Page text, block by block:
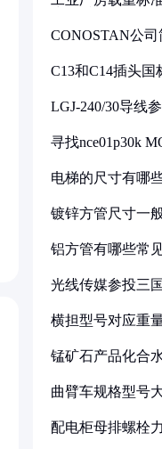
CONOSTAN公司
C13和C14插头
LGJ-240/30导线
寻找nce01p30k
电梯的尺寸有哪
镀锌方管尺寸一
铝方管有哪些常
光线传媒参投三
横担型号对应重
锰矿石产品化合
曲臂车规格型号
配电柜母排螺栓